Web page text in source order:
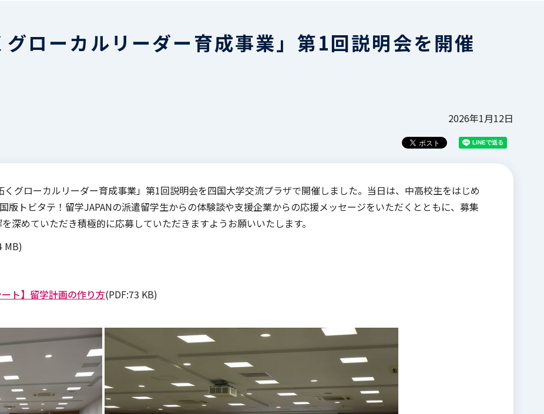
グローカルリーダー育成事業」第1回説明会を開催
2026年1月12日
グローカルリーダー育成事業」第1回説明会を四国大学交流プラザで開催しました。当日は、中高校生をはじめ
版トビタテ！留学JAPANの派遣留学生からの体験談や支援企業からの応援メッセージをいただくとともに、募集
深めていただき積極的に応募していただきますようお願いいたします。
MB)
ト】留学計画の作り方(PDF:73 KB)